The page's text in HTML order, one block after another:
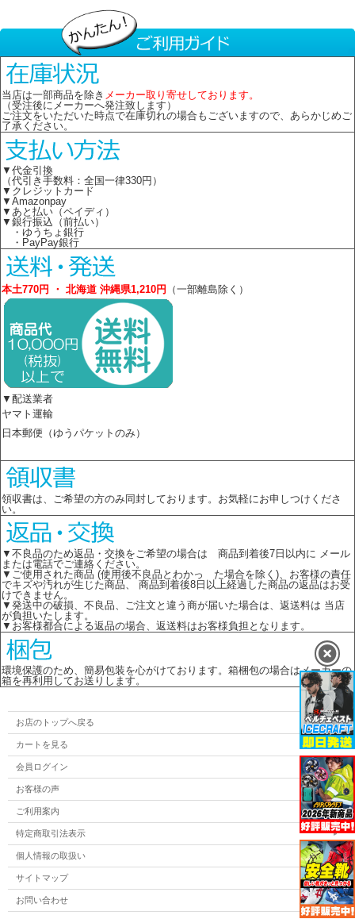
当店は一部商品を除き メーカー取り寄せしております。
（受注後にメーカーへ発注致します）
ご注文をいただいた時点で在庫切れの場合もございますので、あらかじめご
了承ください。
▼代金引換
（代引き手数料：全国一律330円）
▼クレジットカード
▼Amazonpay
▼あと払い（ペイディ）
▼銀行振込（前払い）
・ゆうちょ銀行
・PayPay銀行
本土770円 ・ 北海道 沖縄県1,210円 （一部離島除く）
▼配送業者
ヤマト運輸
日本郵便（ゆうパケットのみ）
領収書は、ご希望の方のみ同封しております。お気軽にお申しつけくださ
い。
▼不良品のため返品・交換をご希望の場合は 商品到着後7日以内に メール
または電話でご連絡ください。
▼ご使用された商品 (使用後不良品とわかっ た場合を除く)、お客様の責任
でキズや汚れが生じた商品、 商品到着後8日以上経過した商品の返品はお受
けできません。
▼発送中の破損、不良品、ご注文と違う商が届いた場合は、返送料は 当店
が負担いたします。
▼お客様都合による返品の場合、返送料はお客様負担となります。
環境保護のため、簡易包装を心がけております。箱梱包の場合はメーカーの
箱を再利用してお送りします。
お店のトップへ戻る
カートを見る
会員ログイン
お客様の声
ご利用案内
特定商取引法表示
個人情報の取扱い
サイトマップ
お問い合わせ